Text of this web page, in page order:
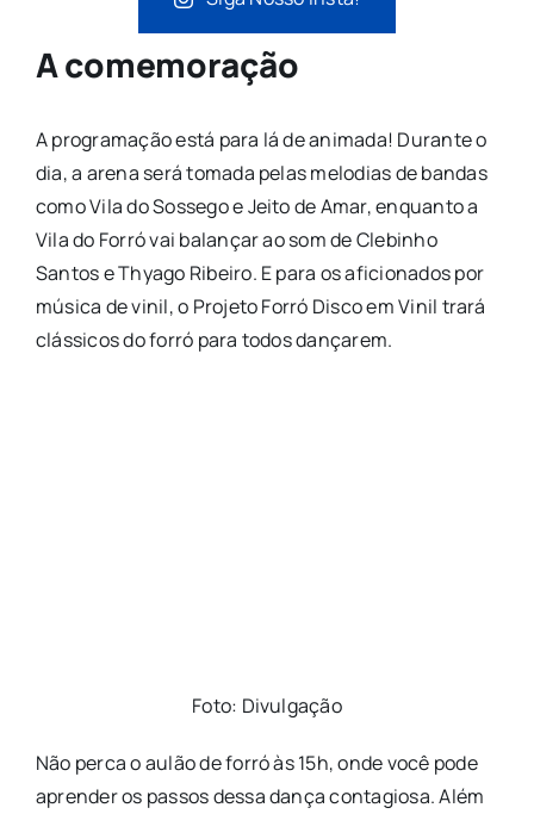
A comemoração
A programação está para lá de animada! Durante o
dia, a arena será tomada pelas melodias de bandas
como Vila do Sossego e Jeito de Amar, enquanto a
Vila do Forró vai balançar ao som de Clebinho
Santos e Thyago Ribeiro. E para os aficionados por
música de vinil, o Projeto Forró Disco em Vinil trará
clássicos do forró para todos dançarem.
Foto: Divulgação
Não perca o aulão de forró às 15h, onde você pode
aprender os passos dessa dança contagiosa. Além